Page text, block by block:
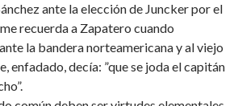
ante la elección de Juncker por el
recuerda a Zapatero cuando
la bandera norteamericana y al viejo
enfadado, decía: ”que se joda el capitán